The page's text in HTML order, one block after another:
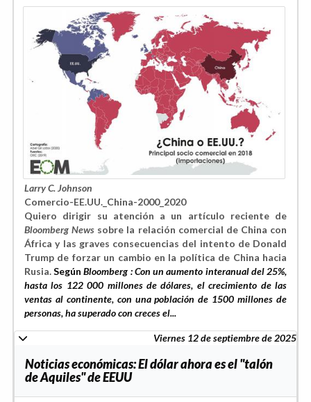
Larry C. Johnson
Comercio-EE.UU._China-2000_2020
Quiero dirigir su atención a un artículo reciente de
Bloomberg News sobre la relación comercial de China con
África y las graves consecuencias del intento de Donald
Trump de forzar un cambio en la política de China hacia
Rusia.SegúnBloomberg : Con un aumento interanual del 25%,
hasta los 122 000 millones de dólares, el crecimiento de las
ventas al continente, con una población de 1500 millones de
personas, ha superado con creces el...
Viernes 12 de septiembre de 2025
Noticias económicas: El dólar ahora es el "talón
de Aquiles" de EEUU